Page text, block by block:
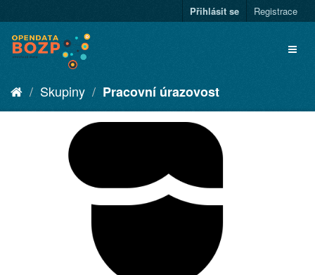
Přihlásit se Registrace
Skupiny Pracovní úrazovost